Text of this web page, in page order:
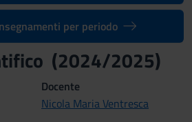
per periodo
(2024/2025)
Docente
Nicola Maria Ventresca